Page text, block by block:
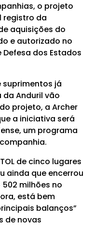
o projeto
registro da
aquisições do
e autorizado no
dos Estados
suprimentos já
da Anduril vão
projeto, a Archer
a iniciativa será
um programa
de cinco lugares
ainda que encerrou
milhões no
está bem
balanços”
de novas